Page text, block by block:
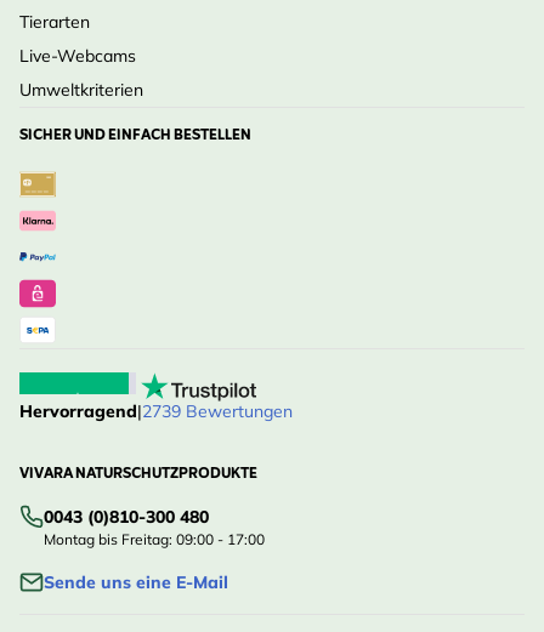
Tierarten
Live-Webcams
Umweltkriterien
SICHER UND EINFACH BESTELLEN
Hervorragend|2739 Bewertungen
VIVARA NATURSCHUTZPRODUKTE
0043 (0)810-300 480
Montag bis Freitag: 09:00 - 17:00
Sende uns eine E-Mail